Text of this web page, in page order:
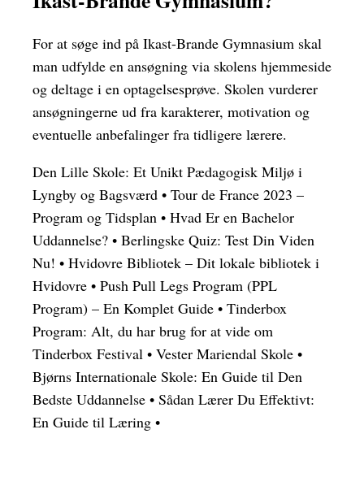
For at søge ind på Ikast-Brande Gymnasium skal
man udfylde en ansøgning via skolens hjemmeside
og deltage i en optagelsesprøve. Skolen vurderer
ansøgningerne ud fra karakterer, motivation og
eventuelle anbefalinger fra tidligere lærere.
Den Lille Skole: Et Unikt Pædagogisk Miljø i
Lyngby og Bagsværd • Tour de France 2023 –
Program og Tidsplan • Hvad Er en Bachelor
Uddannelse? • Berlingske Quiz: Test Din Viden
Nu! • Hvidovre Bibliotek – Dit lokale bibliotek i
Hvidovre • Push Pull Legs Program (PPL
Program) – En Komplet Guide • Tinderbox
Program: Alt, du har brug for at vide om
Tinderbox Festival • Vester Mariendal Skole •
Bjørns Internationale Skole: En Guide til Den
Bedste Uddannelse • Sådan Lærer Du Effektivt:
En Guide til Læring •